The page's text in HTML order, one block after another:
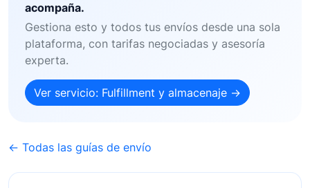
acompaña.
Gestiona esto y todos tus envíos desde una sola
plataforma, con tarifas negociadas y asesoría
experta.
Ver servicio: Fulfillment y almacenaje →
← Todas las guías de envío